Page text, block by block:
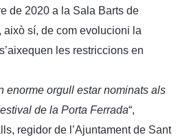
de 2020 a la Sala Barts de
això sí, de com evolucioni la
les restriccions en
enorme orgull estar nominats als
de la Porta Ferrada“,
regidor de l’Ajuntament de Sant